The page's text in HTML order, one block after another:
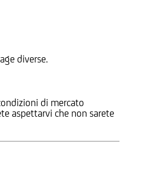
diverse.
di mercato
aspettarvi che non sarete